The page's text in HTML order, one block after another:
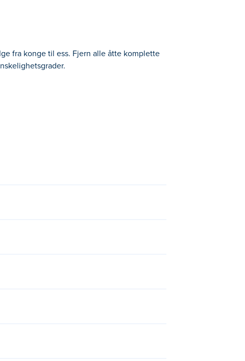
fra konge til ess. Fjern alle åtte komplette